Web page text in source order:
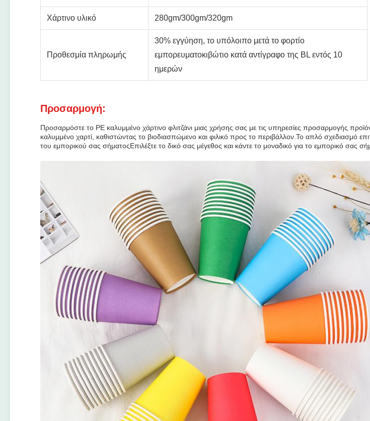
Χάρτινο υλικό 280gm/300gm/320gm
Προθεσμία πληρωμής
30% εγγύηση, το υπόλοιπο μετά το φορτίο
εμπορευματοκιβώτιο κατά αντίγραφο της BL εντός 10
ημερών
Προσαρμογή:
Προσαρμόστε το PE καλυμμένο χάρτινο φλιτζάνι μιας χρήσης σας με τις υπηρεσίες προσαρμογής
καλυμμένο χαρτί, καθιστώντας το βιοδιασπώμενο και φιλικό προς το περιβάλλον.Το απλό σχεδιασμό
του εμπορικού σας σήματοςΕπιλέξτε το δικό σας μέγεθος και κάντε το μοναδικό για το εμπορικό σας